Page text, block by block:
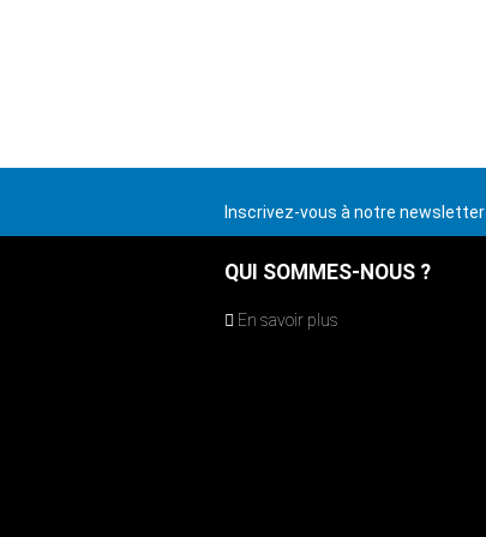
Inscrivez-vous à notre newsletter
QUI SOMMES-NOUS ?
En savoir plus